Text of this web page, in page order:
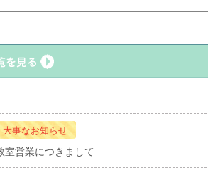
大事なお知らせ
室営業につきまして